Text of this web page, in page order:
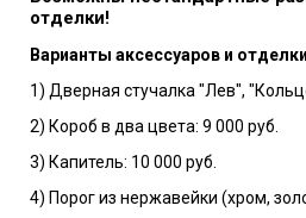
отделки!
Варианты аксессуаров и
1) Дверная стучалка "Лев",
2) Короб в два цвета: 9 000 руб.
3) Капитель: 10 000 руб.
4) Порог из нержавейки (хром,